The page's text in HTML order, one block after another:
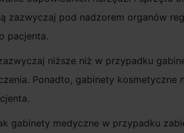
zazwyczaj pod nadzorem organów
pacjenta.
niższe niż w przypadku
Ponadto, gabinety kosmetyczne
gabinety medyczne w przypadku